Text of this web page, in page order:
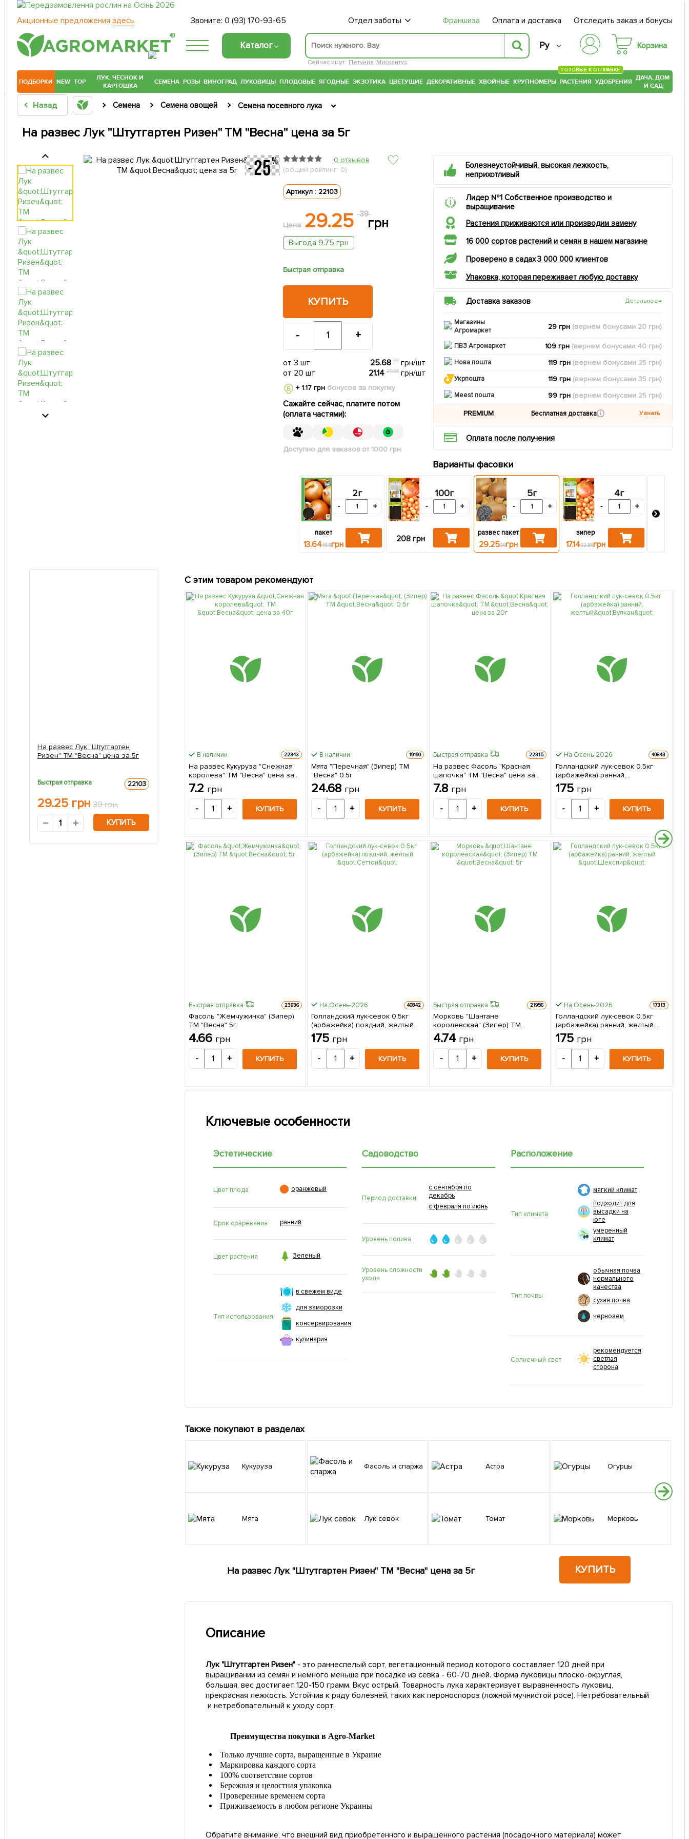
Акционные предложения здесь Звоните:0 (93) 170-93-65 Отдел заботы Франшиза Оплата и доставка Отследить заказ и бонусы
®
Каталог
Сейчас ищут: Петуния Мискантус
Ру Корзина
ПОДБОРКИ NEW TOP
ЛУК, ЧЕСНОК И
КАРТОШКА
СЕМЕНА РОЗЫ ВИНОГРАД ЛУКОВИЦЫ ПЛОДОВЫЕ ЯГОДНЫЕ ЭКЗОТИКА ЦВЕТУЩИЕ ДЕКОРАТИВНЫЕ ХВОЙНЫЕ КРУПНОМЕРЫ РАСТЕНИЯ
ГОТОВЫЕ К ОТПРАВКЕ
УДОБРЕНИЯ ДАЧА, ДОМ
И САД
Назад Семена Семена овощей Семена посевного лука
На развес Лук "Штутгартен Ризен" ТМ "Весна" цена за 5г
0 отзывов
(общий рейтинг: 0)
Артикул : 22103
Цена: 29.25 39
грн
Выгода 9.75 грн
Быстрая отправка
КУПИТЬ
- +
от 3 шт 25.68 39грн/шт
от 20 шт
21.14 25.68грн/шт
+ 1.17 грнбонусов за покупку
Сажайте сейчас, платите потом
(оплата частями):
Доступно для заказов от 1000 грн.
Болезнеустойчивый, высокая лежкость,
неприхотливый
Лидер №1 Собственное производство и
выращивание
Растения приживаются или производим замену
16 000 сортов растений и семян в нашем магазине
Проверено в садах 3 000 000 клиентов
Упаковка, которая переживает любую доставку
Доставка заказов Детальнее→
Магазины
Агромаркет
29 грн (вернем бонусами 20 грн)
ПВЗ Агромаркет 109 грн (вернем бонусами 40 грн)
Нова пошта 119 грн (вернем бонусами 25 грн)
Укрпошта 119 грн (вернем бонусами35 грн)
Meest пошта 99 грн (вернем бонусами 25 грн)
PREMIUM Бесплатная доставка Узнать
Оплата после получения
Варианты фасовки
2г
- +
пакет
13.6415.5грн
100г
- +
208 грн
5г
- +
развес пакет
29.2539грн
4г
- +
зипер
17.1422.85грн
На развес Лук "Штутгартен
Ризен" ТМ "Весна" цена за 5г
Быстрая отправка 22103
29.25грн 39 грн.
КУПИТЬ
С этим товаром рекомендуют
В наличии. 22343
На развес Кукуруза "Снежная
королева" ТМ "Весна" цена за
40г
7.2 грн
- + КУПИТЬ
В наличии. 19190
Мята "Перечная" (Зипер) ТМ
"Весна" 0.5г
24.68 грн
- + КУПИТЬ
Быстрая отправка 22315
На развес Фасоль "Красная
шапочка" ТМ "Весна" цена за
20г
7.8 грн
- + КУПИТЬ
На Осень-2026 40843
Голландский лук-севок 0.5кг
(арбажейка) ранний,
желтый"Вулкан"
175 грн
- + КУПИТЬ
Быстрая отправка 23936
Фасоль "Жемчужинка" (Зипер)
ТМ "Весна" 5г.
4.66 грн
- + КУПИТЬ
На Осень-2026 40842
Голландский лук-севок 0.5кг
(арбажейка) поздний, желтый
"Сеттон"
175 грн
- + КУПИТЬ
Быстрая отправка 21956
Морковь "Шантане
королевская" (Зипер) ТМ
"Весна" 5г
4.74 грн
- + КУПИТЬ
На Осень-2026 17313
Голландский лук-севок 0.5кг
(арбажейка) ранний, желтый
"Шекспир"
175 грн
- + КУПИТЬ
Ключевые особенности
Эстетические
Цвет плода  оранжевый
Срок созревания ранний
Цвет растения  Зеленый
Тип использования
в свежем виде
для заморозки
консервирования
кулинария
Садоводство
Период доставки
с сентября по
декабрь
с февраля по июнь
Уровень полива
Уровень сложности
ухода
Расположение
Тип климата
мягкий климат
подходит для
высадки на
юге
умеренный
климат
Тип почвы
обычная почва
нормального
качества
сухая почва
чернозем
Солнечный свет
рекомендуется
светлая
сторона
Также покупают в разделах
Кукуруза
Мята
Фасоль и спаржа
Лук севок
Астра
Томат
Огурцы
Морковь
На развес Лук "Штутгартен Ризен" ТМ "Весна" цена за 5г КУПИТЬ
Описание
Лук "Штутгартен Ризен" - это раннеспелый сорт, вегетационный период которого составляет 120 дней при
выращивании из семян и немного меньше при посадке из севка - 60-70 дней. Форма луковицы плоско-округлая,
большая, вес достигает 120-150 грамм. Вкус острый. Товарность лука характеризует выравненность луковиц,
прекрасная лежкость. Устойчив к ряду болезней, таких как пероноспороз (ложной мучнистой росе). Нетребовательный
и нетребовательный к уходу сорт.
Преимущества покупки в Agro-Market
Только лучшие сорта, выращенные в Украине
Маркировка каждого сорта
100% соответствие сортов
Бережная и целостная упаковка
Проверенные временем сорта
Приживаемость в любом регионе Украины
Обратите внимание, что внешний вид приобретенного и выращенного растения (посадочного материала) может